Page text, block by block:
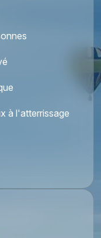
à l'atterrissage